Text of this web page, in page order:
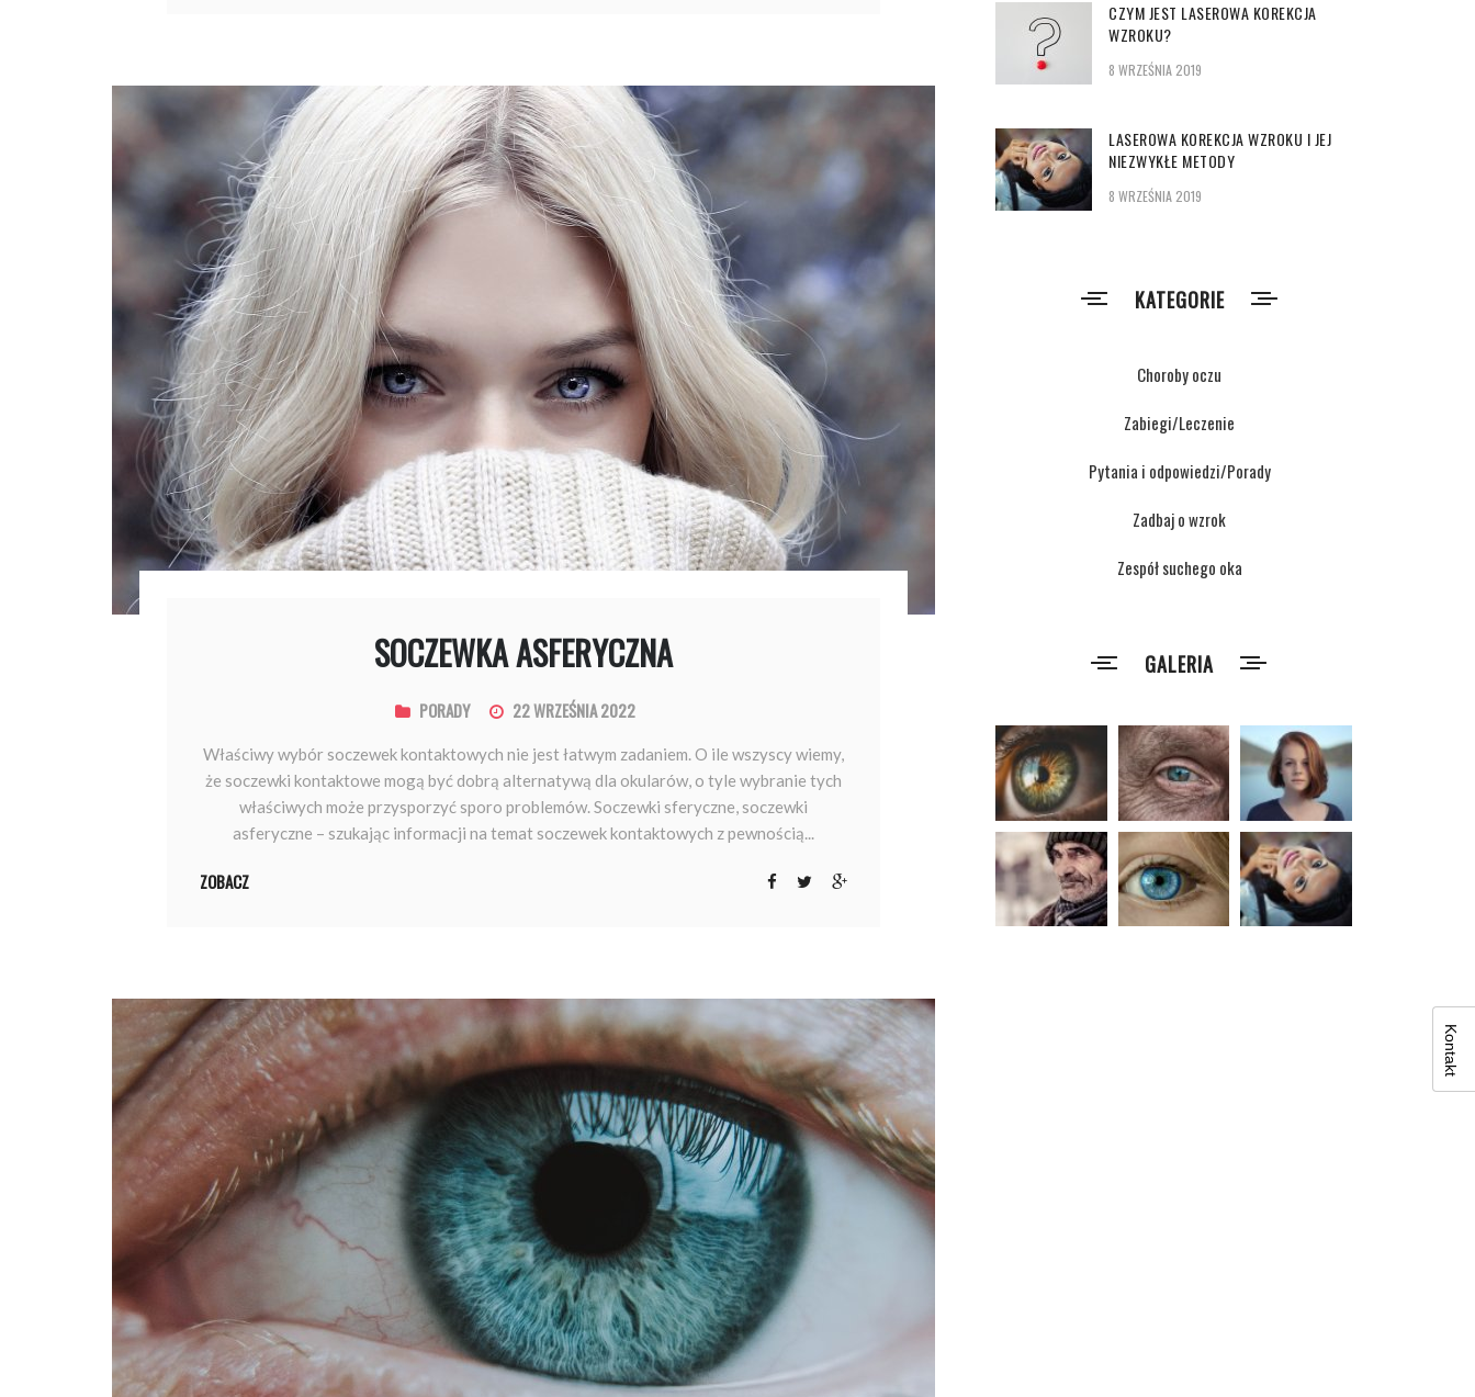
SOCZEWKA ASFERYCZNA
PORADY 22 WRZEŚNIA 2022
Właściwy wybór soczewek kontaktowych nie jest łatwym zadaniem. O ile wszyscy wiemy,
że soczewki kontaktowe mogą być dobrą alternatywą dla okularów, o tyle wybranie tych
właściwych może przysporzyć sporo problemów. Soczewki sferyczne, soczewki
asferyczne – szukając informacji na temat soczewek kontaktowych z pewnością...
ZOBACZ
CZYM JEST LASEROWA KOREKCJA
WZROKU?
8 WRZEŚNIA 2019
LASEROWA KOREKCJA WZROKU I JEJ
NIEZWYKŁE METODY
8 WRZEŚNIA 2019
KATEGORIE
Choroby oczu
Zabiegi/Leczenie
Pytania i odpowiedzi/Porady
Zadbaj o wzrok
Zespół suchego oka
GALERIA
Kontakt